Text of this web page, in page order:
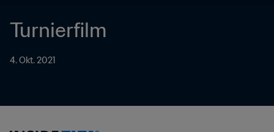
Turnierfilm
4. Okt. 2021